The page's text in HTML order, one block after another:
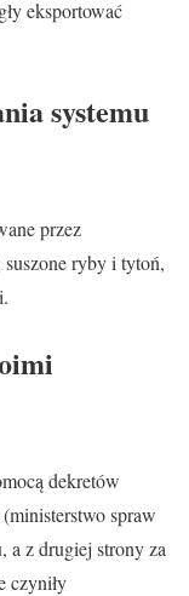
eksportować
systemu
przez
ryby i tytoń,
dekretów
spraw
z drugiej strony za
czyniły